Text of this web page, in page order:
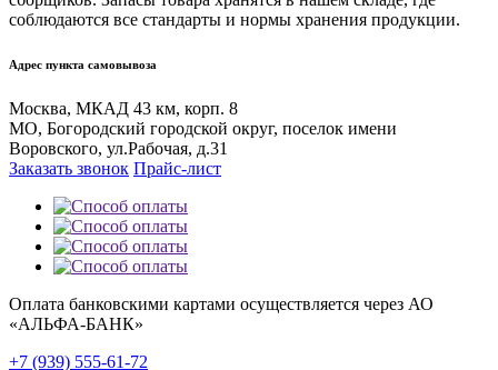
соблюдаются все стандарты и нормы хранения продукции.
Адрес пункта самовывоза
Москва, МКАД 43 км, корп. 8
МО, Богородский городской округ, поселок имени
Воровского, ул.Рабочая, д.31
Заказать звонок Прайс-лист
Оплата банковскими картами осуществляется через АО
«АЛЬФА-БАНК»
+7 (939) 555-61-72